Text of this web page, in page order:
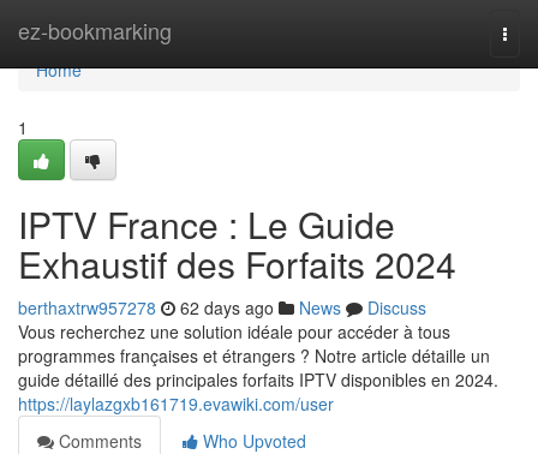
ez-bookmarking
Home
Home
1
IPTV France : Le Guide
Exhaustif des Forfaits 2024
berthaxtrw957278 62 days ago News
Discuss
Vous recherchez une solution idéale pour accéder à tous
programmes françaises et étrangers ? Notre article détaille un
guide détaillé des principales forfaits IPTV disponibles en 2024.
https://laylazgxb161719.evawiki.com/user
Comments
Who Upvoted